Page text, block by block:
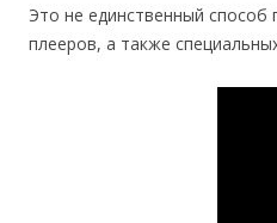
Это не единственный
плееров, а также